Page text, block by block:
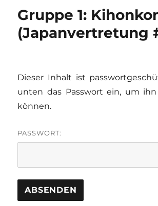
Gruppe 1:
(Japanvertretung
Dieser Inhalt ist
unten das Passwort ein, um
können.
PASSWORT: